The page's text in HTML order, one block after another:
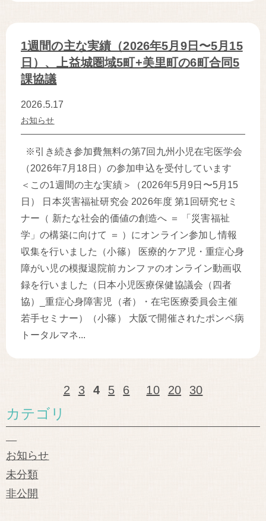
1週間の主な実績（2026年5月9日〜5月15
日）、上益城圏域5町+美里町の6町合同5
課協議
2026.5.17
お知らせ
※引き続き参加費無料の第7回九州小児在宅医学会
（2026年7月18日）の参加申込を受付しています
＜この1週間の主な実績＞（2026年5月9日〜5月15
日） 日本災害福祉研究会 2026年度 第1回研究セミ
ナー（ 新たな社会的価値の創造へ ＝ 「災害福祉
学」の構築に向けて ＝ ）にオンライン参加し情報
収集を行いました（小篠） 医療的ケア児・重症心身
障がい児の模擬退院前カンファのオンライン動画収
録を行いました（日本小児医療保健協議会（四者
協）_重症心身障害児（者）・在宅医療委員会主催
若手セミナー）（小篠） 大阪で開催されたポンペ病
トータルマネ...
2 3 4 5 6 10 20 30
カテゴリ
お知らせ
未分類
非公開